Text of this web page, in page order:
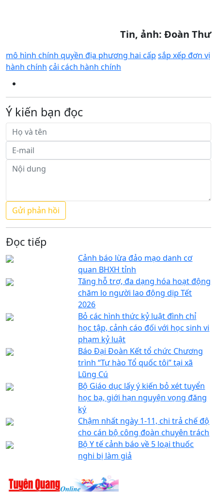
Tin, ảnh: Đoàn Thư
mô hình chính quyền địa phương hai cấp sắp xếp đơn vị
hành chính cải cách hành chính
Ý kiến bạn đọc
Đọc tiếp
Cảnh báo lừa đảo mạo danh cơ
quan BHXH tỉnh
Tăng hỗ trợ, đa dạng hóa hoạt động
chăm lo người lao động dịp Tết
2026
Bỏ các hình thức kỷ luật đình chỉ
học tập, cảnh cáo đối với học sinh vi
phạm kỷ luật
Báo Đại Đoàn Kết tổ chức Chương
trình “Tự hào Tổ quốc tôi” tại xã
Lũng Cú
Bộ Giáo dục lấy ý kiến bỏ xét tuyển
học bạ, giới hạn nguyện vọng đăng
ký
Chậm nhất ngày 1-11, chi trả chế độ
cho cán bộ công đoàn chuyên trách
Bộ Y tế cảnh báo về 5 loại thuốc
nghi bị làm giả